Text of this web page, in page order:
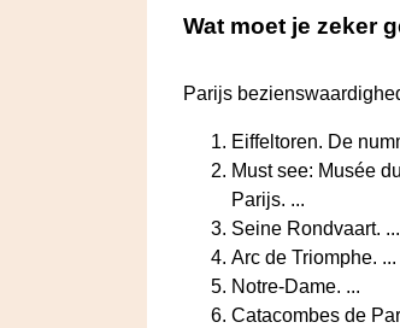
Wat moet je zeker
Parijs
Eiffeltoren. De
Must see: Musée
Parijs. ...
Seine Rondvaart. ...
Arc de Triomphe. ...
Notre-Dame. ...
Catacombes de